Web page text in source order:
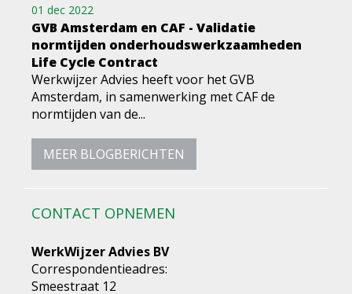
01 dec 2022
GVB Amsterdam en CAF - Validatie
normtijden onderhoudswerkzaamheden
Life Cycle Contract
Werkwijzer Advies heeft voor het GVB
Amsterdam, in samenwerking met CAF de
normtijden van de...
MEER BLOGBERICHTEN
CONTACT OPNEMEN
WerkWijzer Advies BV
Correspondentieadres:
Smeestraat 12